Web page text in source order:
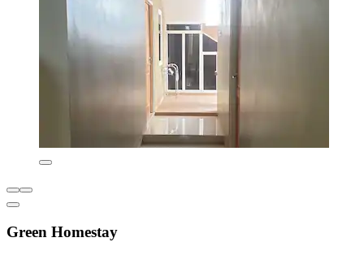
Green Homestay